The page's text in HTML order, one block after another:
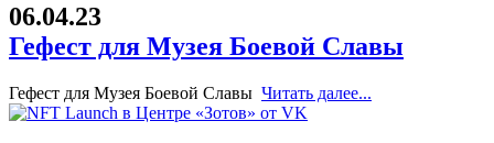
06.04.23
Гефест для Музея Боевой Славы
Гефест для Музея Боевой Славы Читать далее...